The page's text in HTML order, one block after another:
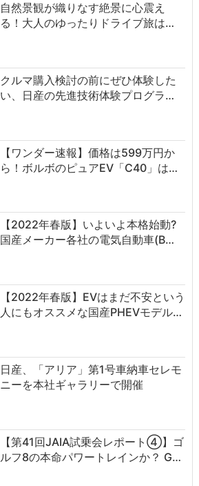
自然景観が織りなす絶景に心震え
る！大人のゆったりドライブ旅は…
クルマ購入検討の前にぜひ体験した
い、日産の先進技術体験プログラ…
【ワンダー速報】価格は599万円か
ら！ボルボのピュアEV「C40」は…
【2022年春版】いよいよ本格始動?
国産メーカー各社の電気自動車(B…
【2022年春版】EVはまだ不安という
人にもオススメな国産PHEVモデル…
日産、「アリア」第1号車納車セレモ
ニーを本社ギャラリーで開催
【第41回JAIA試乗会レポート④】ゴ
ルフ8の本命パワートレインか？ G…